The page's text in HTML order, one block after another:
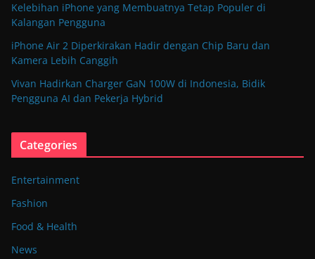
Kelebihan iPhone yang Membuatnya Tetap Populer di
Kalangan Pengguna
iPhone Air 2 Diperkirakan Hadir dengan Chip Baru dan
Kamera Lebih Canggih
Vivan Hadirkan Charger GaN 100W di Indonesia, Bidik
Pengguna AI dan Pekerja Hybrid
Categories
Entertainment
Fashion
Food & Health
News